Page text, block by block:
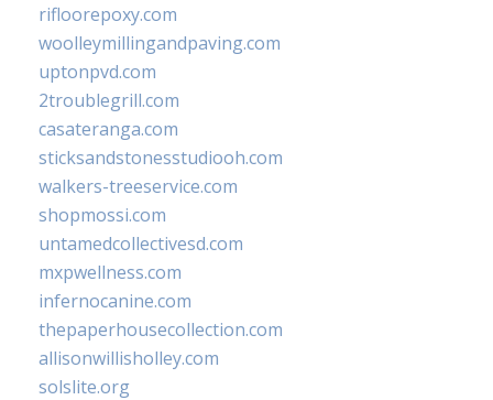
rifloorepoxy.com
woolleymillingandpaving.com
uptonpvd.com
2troublegrill.com
casateranga.com
sticksandstonesstudiooh.com
walkers-treeservice.com
shopmossi.com
untamedcollectivesd.com
mxpwellness.com
infernocanine.com
thepaperhousecollection.com
allisonwillisholley.com
solslite.org